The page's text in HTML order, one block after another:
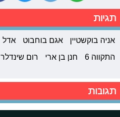
תגיות
אניה בוקשטיין אגם בוחבוט אדל
התקווה 6
חנן בן ארי רום שינדלר
תגובות